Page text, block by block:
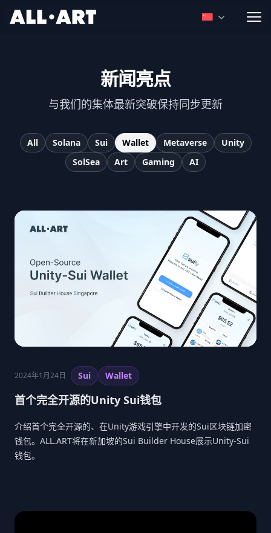
ALL.ART
Open
新闻亮点
与我们的集体最新突破保持同步更新
All Solana Sui Wallet Metaverse
Unity
SolSea
Art Gaming AI
2024年1月24日 Sui Wallet
首个完全开源的Unity Sui钱包
介绍首个完全开源的、在Unity游戏引擎中开发的Sui区块链加密
钱包。ALL.ART将在新加坡的Sui Builder House展示Unity-Sui
钱包。